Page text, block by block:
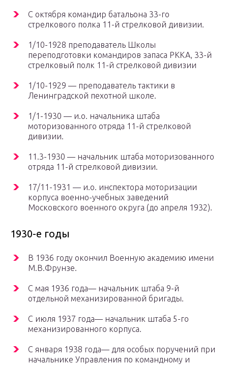
С октября командир батальона 33-го
стрелкового полка 11-й стрелковой дивизии.
1/10-1928 преподаватель Школы
переподготовки командиров запаса РККА, 33-й
стрелковый полк 11-й стрелковой дивизии
1/10-1929 — преподаватель тактики в
Ленинградской пехотной школе.
1/1-1930 — и.о. начальника штаба
моторизованного отряда 11-й стрелковой
дивизии.
11.3-1930 — начальник штаба моторизованного
отряда 11-й стрелковой дивизии.
17/11-1931 — и.о. инспектора моторизации
корпуса военно-учебных заведений
Mосковского военного округа (до апреля 1932).
1930-е годы
В 1936 году окончил Военную академию имени
М.В.Фрунзе.
С мая 1936 года— начальник штаба 9-й
отдельной механизированной бригады.
С июля 1937 года— начальник штаба 5-го
механизированного корпуса.
С января 1938 года— для особых поручений при
начальнике Управления по командному и